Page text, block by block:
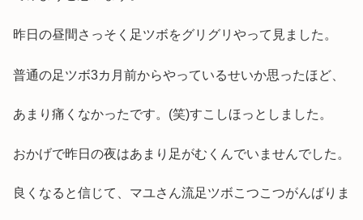
昨日の昼間さっそく足ツボをグリグリやって見ました。
普通の足ツボ3カ月前からやっているせいか思ったほど、
あまり痛くなかったです。(笑)すこしほっとしました。
おかげで昨日の夜はあまり足がむくんでいませんでした。
良くなると信じて、マユさん流足ツボこつこつがんばりま